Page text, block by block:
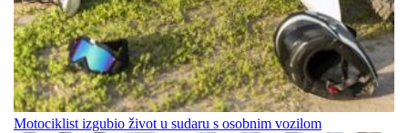
Motociklist izgubio život u sudaru s osobnim vozilom